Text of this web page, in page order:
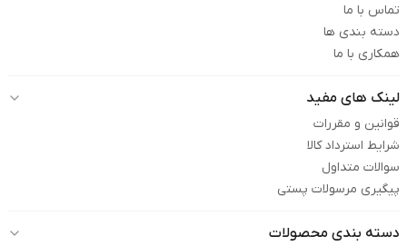
تماس با ما
دسته بندی ها
همکاری با ما
لینک های مفید
قوانین و مقررات
شرایط استرداد کالا
سوالات متداول
پیگیری مرسولات پستی
دسته بندی محصولات